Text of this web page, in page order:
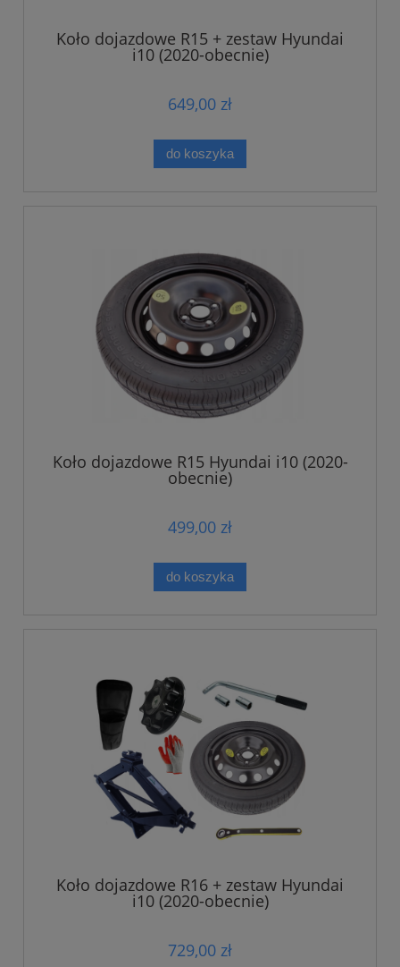
Koło dojazdowe R15 + zestaw Hyundai
i10 (2020-obecnie)
649,00 zł
do koszyka
Koło dojazdowe R15 Hyundai i10 (2020-
obecnie)
499,00 zł
do koszyka
Koło dojazdowe R16 + zestaw Hyundai
i10 (2020-obecnie)
729,00 zł